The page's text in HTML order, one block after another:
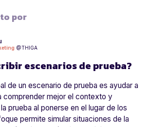
por
@THIGA
escenarios de prueba?
de un escenario de prueba es ayudar a
comprender mejor el contexto y
prueba al ponerse en el lugar de los
permite simular situaciones de la